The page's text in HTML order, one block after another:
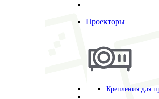
Проекторы
Крепления для